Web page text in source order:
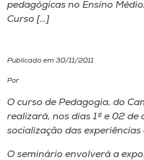
I.nova
Cultura
CPA
Biblioteca
pedagógicas no Ensino
Curso […]
Publicado em 30/11/2011
Por
O curso de Pedagogia, do
realizará, nos dias 1º e 02 de
socialização das experiências
O seminário envolverá a